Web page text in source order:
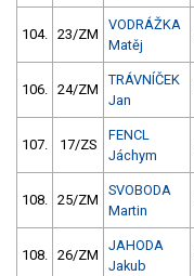
104. 23/ZM
VODRÁŽKA
Matěj
106. 24/ZM
TRÁVNÍČEK
Jan
107. 17/ZS
FENCL
Jáchym
108. 25/ZM
SVOBODA
Martin
108. 26/ZM
JAHODA
Jakub